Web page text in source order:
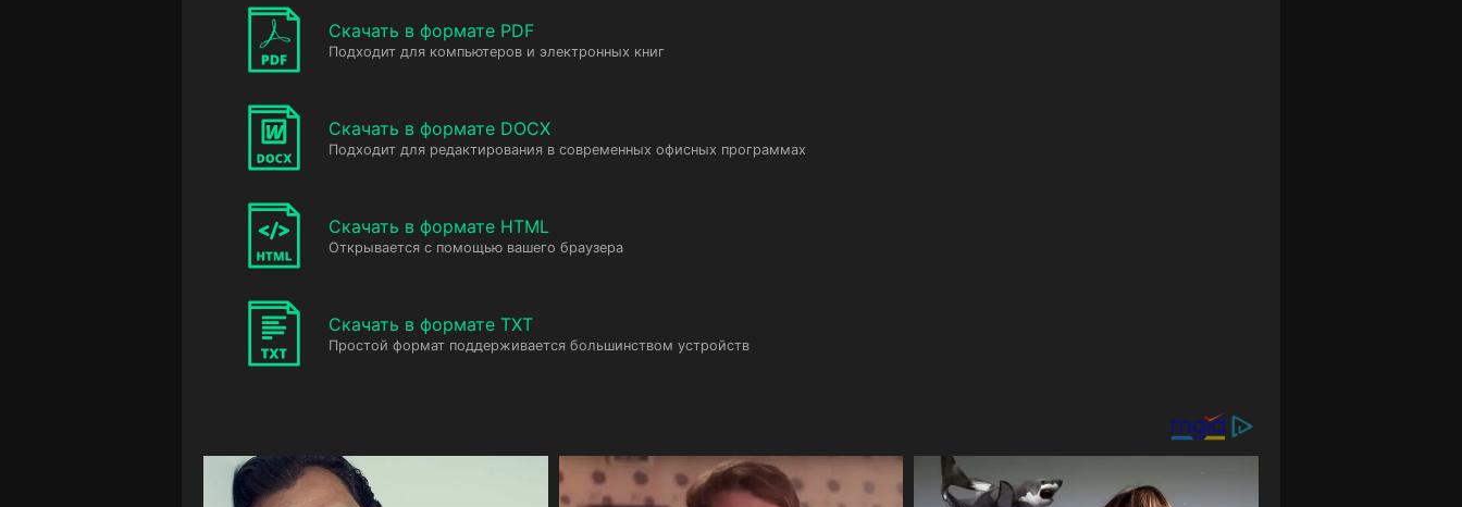
Скачать в формате PDF
Подходит для компьютеров и электронных книг
Скачать в формате DOCX
Подходит для редактирования в современных офисных программах
Скачать в формате HTML
Открывается с помощью вашего браузера
Скачать в формате TXT
Простой формат поддерживается большинством устройств